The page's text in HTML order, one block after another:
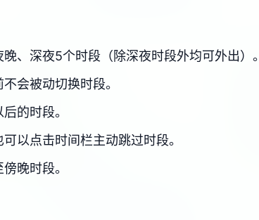
、深夜5个时段（除深夜时段外均可外出）。
会被动切换时段。
的时段。
以点击时间栏主动跳过时段。
晚时段。